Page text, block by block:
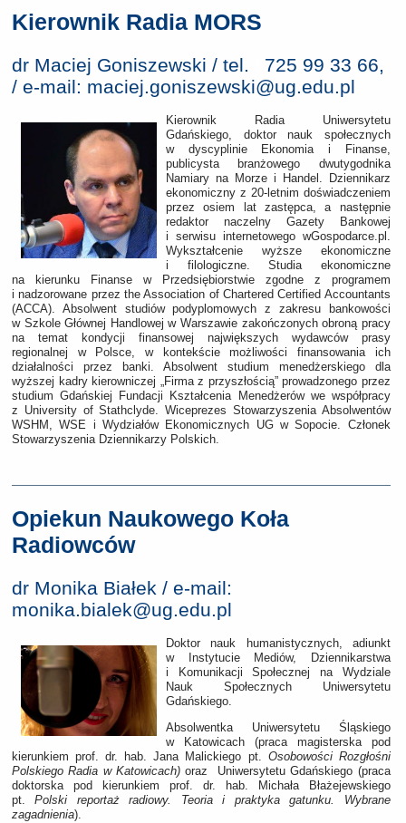
Kierownik Radia MORS
dr Maciej Goniszewski / tel. 725 99 33 66
/ e-mail: maciej.goniszewski@ug.edu.pl
Kierownik Radia Uniwersytetu
Gdańskiego, doktor nauk społecznych
w dyscyplinie Ekonomia i Finanse,
publicysta branżowego dwutygodnika
Namiary na Morze i Handel. Dziennikarz
ekonomiczny z 20-letnim doświadczeniem
przez osiem lat zastępca, a następnie
redaktor naczelny Gazety Bankowej
i serwisu internetowego wGospodarce.pl.
Wykształcenie wyższe ekonomiczne
i filologiczne. Studia ekonomiczne
na kierunku Finanse w Przedsiębiorstwie zgodne z programem
i nadzorowane przez the Association of Chartered Certified Accountants
(ACCA). Absolwent studiów podyplomowych z zakresu bankowości
w Szkole Głównej Handlowej w Warszawie zakończonych obroną pracy
na temat kondycji finansowej największych wydawców prasy
regionalnej w Polsce, w kontekście możliwości finansowania ich
działalności przez banki. Absolwent studium menedżerskiego dla
wyższej kadry kierowniczej „Firma z przyszłością” prowadzonego przez
studium Gdańskiej Fundacji Kształcenia Menedżerów we współpracy
z University of Stathclyde. Wiceprezes Stowarzyszenia Absolwentów
WSHM, WSE i Wydziałów Ekonomicznych UG w Sopocie. Członek
Stowarzyszenia Dziennikarzy Polskich.
Opiekun Naukowego Koła
Radiowców
dr Monika Białek / e-mail:
monika.bialek@ug.edu.pl
Doktor nauk humanistycznych, adiunkt
w Instytucie Mediów, Dziennikarstwa
i Komunikacji Społecznej na Wydziale
Nauk Społecznych Uniwersytetu
Gdańskiego.
Absolwentka Uniwersytetu Śląskiego
w Katowicach (praca magisterska pod
kierunkiem prof. dr. hab. Jana Malickiego pt. Osobowości Rozgłośni
Polskiego Radia w Katowicach) oraz Uniwersytetu Gdańskiego (praca
doktorska pod kierunkiem prof. dr. hab. Michała Błażejewskiego
pt.Polski reportaż radiowy. Teoria i praktyka gatunku. Wybrane
zagadnienia).